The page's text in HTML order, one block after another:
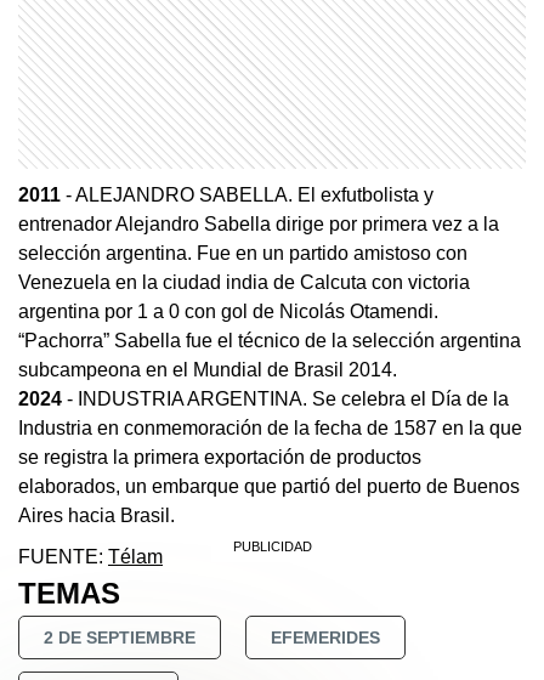
2011 - ALEJANDRO SABELLA. El exfutbolista y
entrenador Alejandro Sabella dirige por primera vez a la
selección argentina. Fue en un partido amistoso con
Venezuela en la ciudad india de Calcuta con victoria
argentina por 1 a 0 con gol de Nicolás Otamendi.
“Pachorra” Sabella fue el técnico de la selección argentina
subcampeona en el Mundial de Brasil 2014.
2024 - INDUSTRIA ARGENTINA. Se celebra el Día de la
Industria en conmemoración de la fecha de 1587 en la que
se registra la primera exportación de productos
elaborados, un embarque que partió del puerto de Buenos
Aires hacia Brasil.
FUENTE: Télam
TEMAS
2 DE SEPTIEMBRE EFEMERIDES